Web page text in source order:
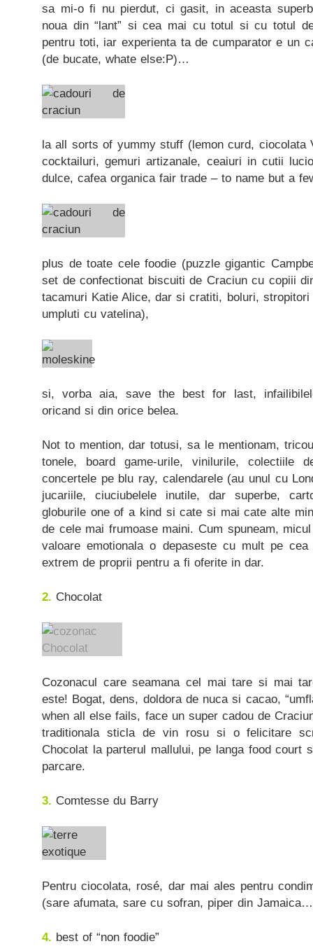
sa mi-o fi nu pierdut, ci gasit, in aceasta
noua din “lant” si cea mai cu totul si cu totul
pentru toti, iar experienta ta de cumparator e un
(de bucate, whate else:P)…
la all sorts of yummy stuff (lemon curd, ciocolata
cocktailuri, gemuri artizanale, ceaiuri in cutii
dulce, cafea organica fair trade – to name but a
plus de toate cele foodie (puzzle gigantic
set de confectionat biscuiti de Craciun cu copiii
tacamuri Katie Alice, dar si cratiti, boluri,
umpluti cu vatelina),
si, vorba aia, save the best for last,
oricand si din orice belea.
Not to mention, dar totusi, sa le mentionam,
tonele, board game-urile, vinilurile, colectiile
concertele pe blu ray, calendarele (au unul cu
jucariile, ciuciubelele inutile, dar superbe,
globurile one of a kind si cate si mai cate alte
de cele mai frumoase maini. Cum spuneam,
valoare emotionala o depaseste cu mult pe
extrem de proprii pentru a fi oferite in dar.
2. Chocolat
Cozonacul care seamana cel mai tare si mai
este! Bogat, dens, doldora de nuca si cacao,
when all else fails, face un super cadou de
traditionala sticla de vin rosu si o felicitare
Chocolat la parterul mallului, pe langa food court
parcare.
3. Comtesse du Barry
Pentru ciocolata, rosé, dar mai ales pentru
(sare afumata, sare cu sofran, piper din
4. best of “non foodie”